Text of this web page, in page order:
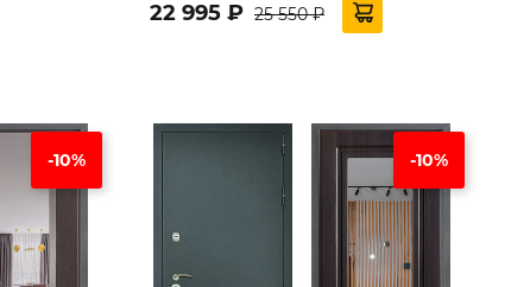
22 995 ₽ 25 550 ₽
-10% -10%